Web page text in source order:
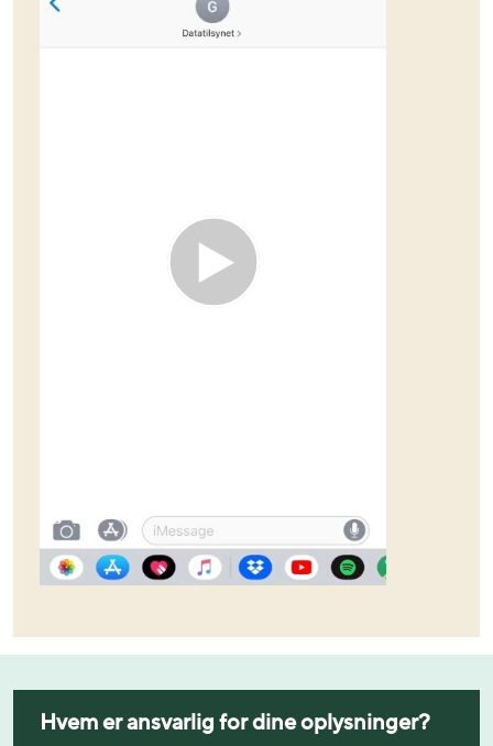
Hvem er ansvarlig for dine oplysninger?